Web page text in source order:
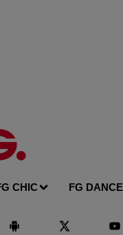
CHIC FG DANCE